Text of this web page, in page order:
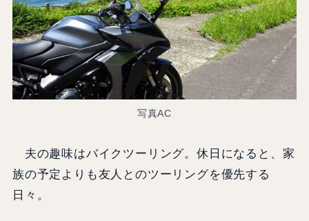
写真AC
夫の趣味はバイクツーリング。休日になると、家
族の予定よりも友人とのツーリングを優先する
日々。